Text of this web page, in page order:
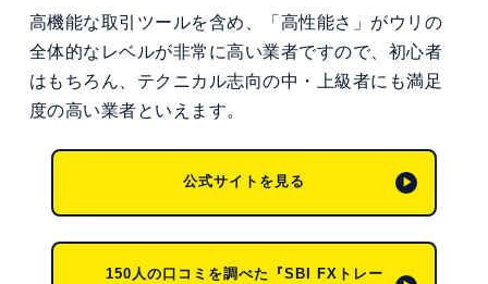
高機能な取引ツールを含め、「高性能さ」がウリの
全体的なレベルが非常に高い業者ですので、初心者
はもちろん、テクニカル志向の中・上級者にも満足
度の高い業者といえます。
公式サイトを見る
150人の口コミを調べた『SBI FXトレー